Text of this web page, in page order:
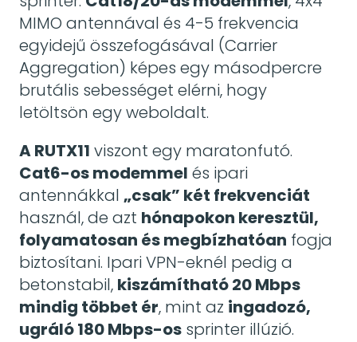
MIMO antennával és 4-5 frekvencia
egyidejű összefogásával (Carrier
Aggregation) képes egy másodpercre
brutális sebességet elérni, hogy
letöltsön egy weboldalt.
A RUTX11 viszont egy maratonfutó.
Cat6-os modemmel és ipari
antennákkal „csak” két frekvenciát
használ, de azt hónapokon keresztül,
folyamatosan és megbízhatóan fogja
biztosítani. Ipari VPN-eknél pedig a
betonstabil, kiszámítható 20 Mbps
mindig többet ér, mint az ingadozó,
ugráló 180 Mbps-os sprinter illúzió.